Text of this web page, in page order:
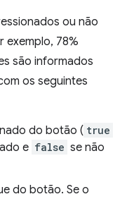
ou não
exemplo, 78%
são informados
os seguintes
do botão ( true
e false se não
do botão. Se o